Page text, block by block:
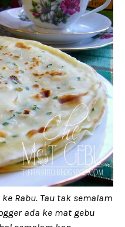
Rabu. Tau tak semalam
ada ke mat gebu